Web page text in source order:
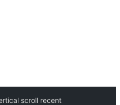
scroll recent